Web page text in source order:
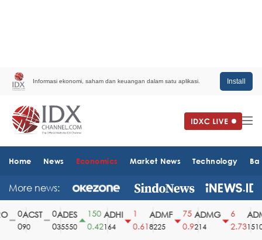
Informasi ekonomi, saham dan keuangan dalam satu aplikasi. Install
Home News Economics Market News Technology
More news:
0
ACST
90
0
ADES
35550
150
0.42
ADHI
164
1
0.61
ADMF
8225
75
0.9
ADMG
214
6
2.73
ADMR
1510